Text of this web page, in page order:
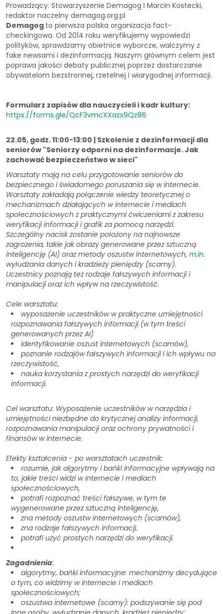
Prowadzący: Stowarzyszenie Demagog I Marcin Kostecki,
redaktor naczelny demagog.org.pl
Demagog to pierwsza polska organizacja fact-
checkingowa. Od 2014 roku weryfikujemy wypowiedzi
polityków, sprawdzamy obietnice wyborcze, walczymy z
fake newsami i dezinformacją. Naszym głównym celem jest
poprawa jakości debaty publicznej poprzez dostarczanie
obywatelom bezstronnej, rzetelnej i wiarygodnej informacji.
Formularz zapisów dla nauczycieli i kadr kultury:
https://forms.gle/QcF3vmcXXazx9Qz86
22.05, godz. 11:00-13:00 | Szkolenie z dezinformacji dla
seniorów "Seniorzy odporni na dezinformacje. Jak
zachować bezpieczeństwo w sieci"
Warsztaty mają na celu przygotowanie seniorów do
bezpiecznego i świadomego poruszania się w internecie.
Warsztaty zakładają połączenie wiedzy teoretycznej o
mechanizmach działających w internecie i mediach
społecznościowych z praktycznymi ćwiczeniami z zakresu
weryfikacji informacji i grafik za pomocą narzędzi.
Szczególny nacisk zostanie położony na najnowsze
zagrożenia, takie jak obrazy generowane przez sztuczną
inteligencję (AI) oraz metody oszustw internetowych, m.in.
wyłudzania danych i kradzieży pieniędzy (scamy).
Uczestnicy poznają też rodzaje fałszywych informacji i
manipulacji oraz ich wpływ na rzeczywistość.
Cele warsztatu:
wyposażenie uczestników w praktyczne umiejętności
rozpoznawania fałszywych informacji (w tym treści
generowanych przez AI)
identyfikowanie oszust internetowych (scamów),
poznanie rodzajów fałszywych informacji i ich wpływu na
rzeczywistość,
nauka korzystania z prostych narzędzi do weryfikacji
informacji.
Cel warsztatu: Wyposażenie uczestników w narzędzia i
umiejętności niezbędne do krytycznej analizy informacji,
rozpoznawania manipulacji oraz ochrony prywatności i
finansów w internecie.
Efekty kształcenia - po warsztatach uczestnik:
rozumie, jak algorytmy i bańki informacyjne wpływają na
to, jakie treści widzi w internecie i mediach
społecznościowych,
potrafi rozpoznać treści fałszywe, w tym te
wygenerowane przez sztuczną inteligencję,
zna metody oszustw internetowych (scamów),
zna rodzaje fałszywych informacji,
potrafi użyć prostych narzędzi do weryfikacji.
Zagadnienia:
algorytmy, bańki informacyjne: mechanizmy decydujące
o tym, co widzimy w internecie i mediach
społecznościowych;
oszustwa internetowe (scamy): podszywanie się pod